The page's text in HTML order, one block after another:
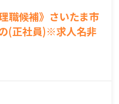
職候補》さいたま市
(正社員)※求人名非